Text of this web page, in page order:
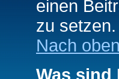
einen
zu setzen.
Nach oben
Was sind